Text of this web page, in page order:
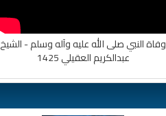
وفاة النبي صلى الله عليه وآله وسلم - الشيخ
عبدالكريم العقيلي 1425